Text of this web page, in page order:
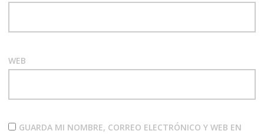
WEB
GUARDA MI NOMBRE, CORREO ELECTRÓNICO Y WEB EN